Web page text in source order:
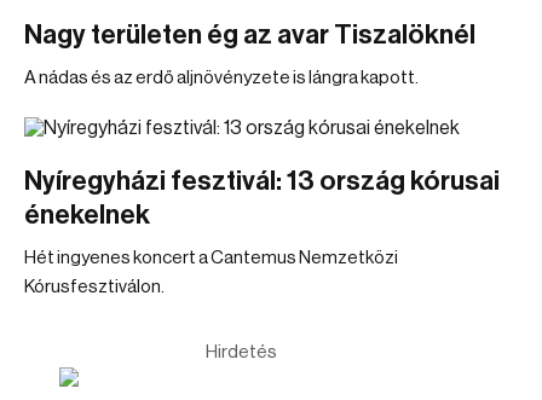
Nagy területen ég az avar Tiszalöknél
A nádas és az erdő aljnövényzete is lángra kapott.
Nyíregyházi fesztivál: 13 ország kórusai
énekelnek
Hét ingyenes koncert a Cantemus Nemzetközi
Kórusfesztiválon.
Hirdetés